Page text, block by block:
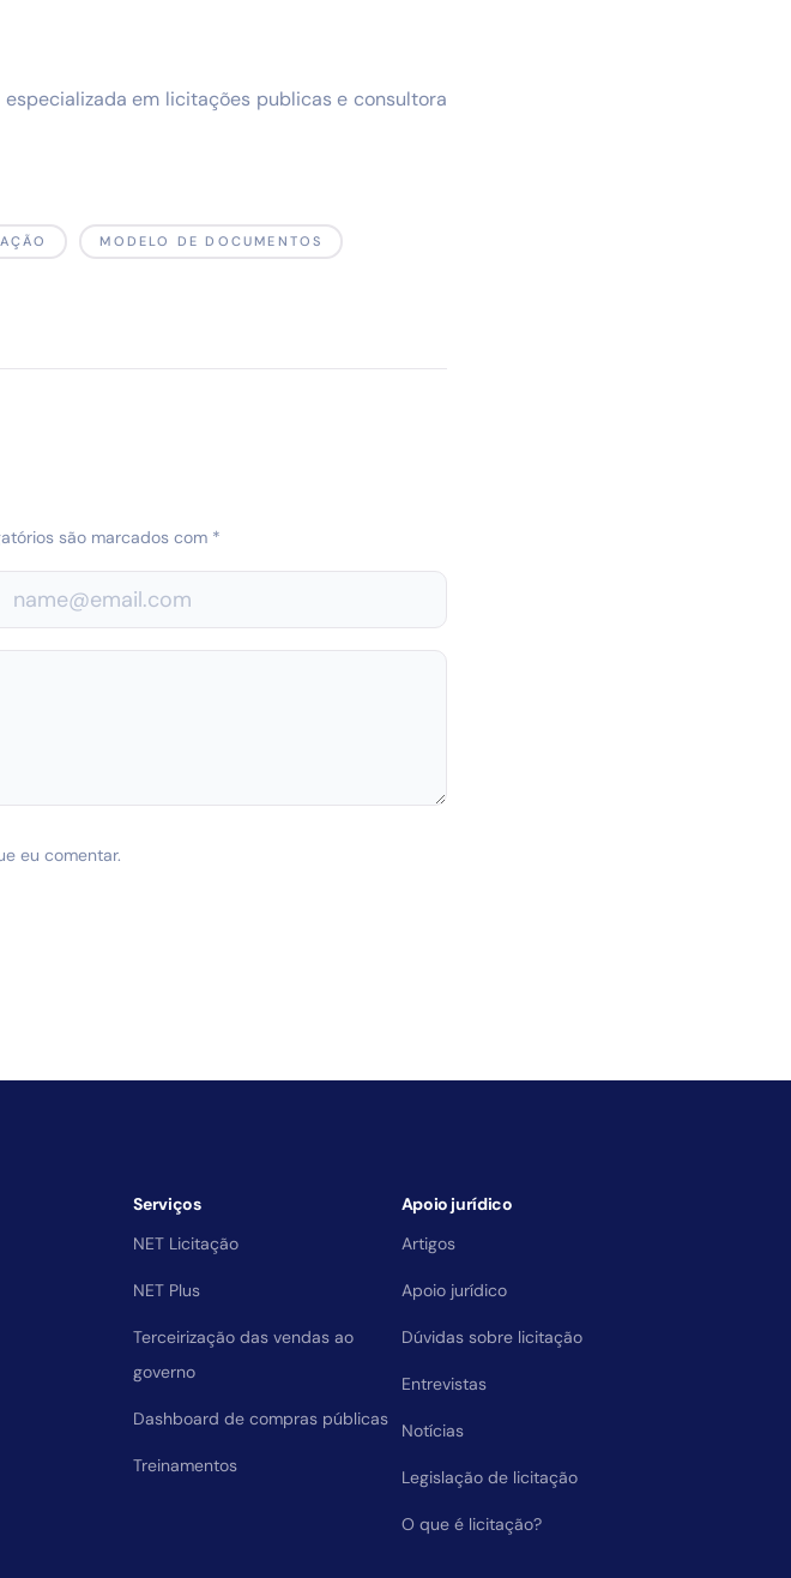
em licitações publicas e consultora
MODELO DE DOCUMENTOS
são marcados com *
eu comentar.
Serviços
NET Licitação
NET Plus
Terceirização das vendas ao
governo
Dashboard de compras públicas
Treinamentos
Apoio jurídico
Artigos
Apoio jurídico
Dúvidas sobre licitação
Entrevistas
Notícias
Legislação de licitação
O que é licitação?